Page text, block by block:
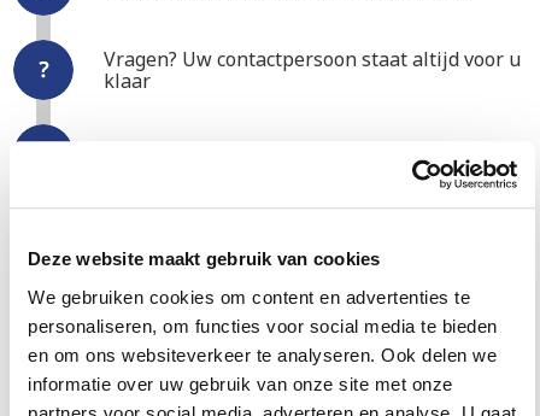
Deze website maakt gebruik van cookies
We gebruiken cookies om content en advertenties te
personaliseren, om functies voor social media te bieden
en om ons websiteverkeer te analyseren. Ook delen we
informatie over uw gebruik van onze site met onze
Vragen? Uw contactpersoon staat altijd voor u
klaar
Uw openstaande factuur wordt alsnog betaald
Werken jullie op basis van No
Cure No Pay?
Incasso in Alkmaar doen wij op basis van No Cure No
Pay. Dat wil zeggen dat u geen fee hoeft te betalen als
wij niets incasseren. Maar wij gaan verder dan dat: ook